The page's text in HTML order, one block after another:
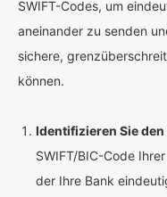
SWIFT-Codes, um
aneinander zu senden
sichere,
können.
Identifizieren Sie
SWIFT/BIC-Code
der Ihre Bank